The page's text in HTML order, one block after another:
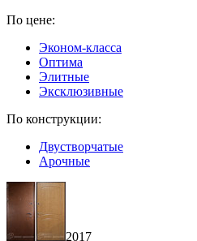
По цене:
Эконом-класса
Оптима
Элитные
Эксклюзивные
По конструкции:
Двустворчатые
Арочные
2017